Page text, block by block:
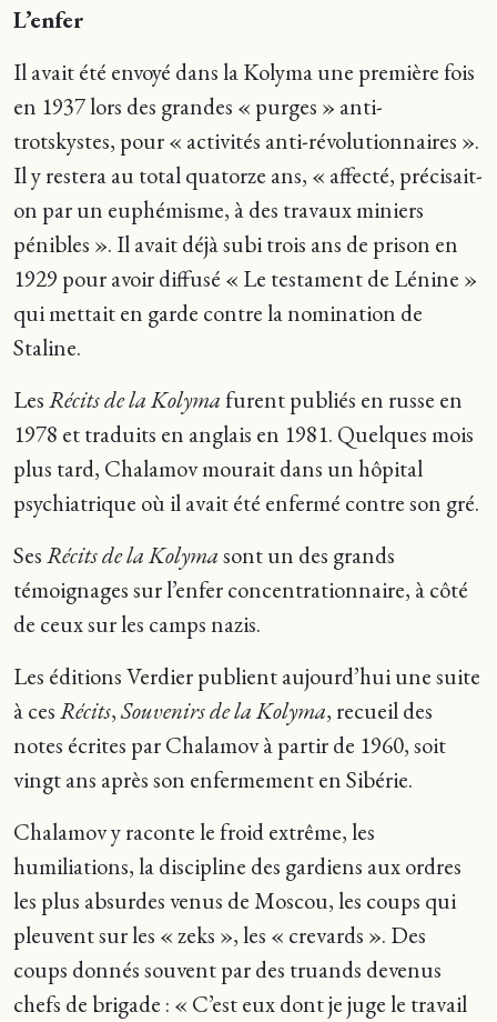
L’enfer
Il avait été envoyé dans la Kolyma une première fois
en 1937 lors des grandes « purges » anti-
trotskystes, pour « activités anti-révolutionnaires ».
Il y restera au total quatorze ans, « affecté, précisait-
on par un euphémisme, à des travaux miniers
pénibles ». Il avait déjà subi trois ans de prison en
1929 pour avoir diffusé « Le testament de Lénine »
qui mettait en garde contre la nomination de
Staline.
LesRécits de la Kolymafurent publiés en russe en
1978 et traduits en anglais en 1981. Quelques mois
plus tard, Chalamov mourait dans un hôpital
psychiatrique où il avait été enfermé contre son gré.
SesRécits de la Kolymasont un des grands
témoignages sur l’enfer concentrationnaire, à côté
de ceux sur les camps nazis.
Les éditions Verdier publient aujourd’hui une suite
à cesRécits,Souvenirs de la Kolyma, recueil des
notes écrites par Chalamov à partir de 1960, soit
vingt ans après son enfermement en Sibérie.
Chalamov y raconte le froid extrême, les
humiliations, la discipline des gardiens aux ordres
les plus absurdes venus de Moscou, les coups qui
pleuvent sur les « zeks », les « crevards ». Des
coups donnés souvent par des truands devenus
chefs de brigade : « C’est eux dont je juge le travail